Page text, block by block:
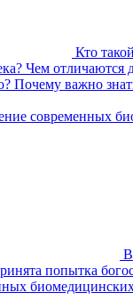
Кто
Чем отличаются
Почему важно
современных
В
попытка